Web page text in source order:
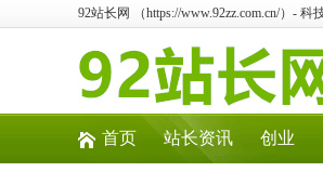
92站长网 （https://www.92zz.com.cn/）-
首页 站长资讯 创业